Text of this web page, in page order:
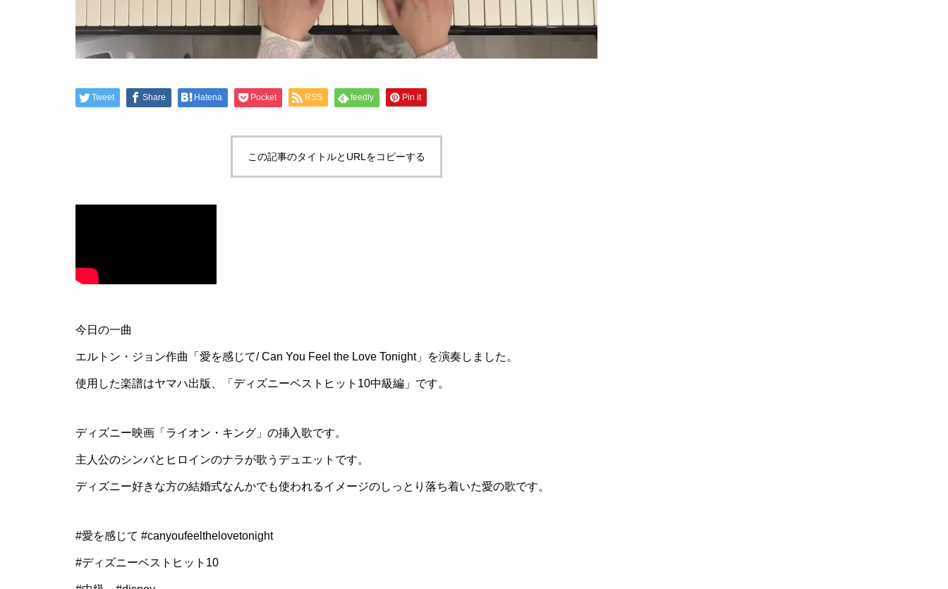
Tweet Share Hatena Pocket RSS feedly Pin it
この記事のタイトルとURLをコピーする
今日の一曲
エルトン・ジョン作曲「愛を感じて/ Can You Feel the Love Tonight」を演奏しました。
使用した楽譜はヤマハ出版、「ディズニーベストヒット10中級編」です。
ディズニー映画「ライオン・キング」の挿入歌です。
主人公のシンバとヒロインのナラが歌うデュエットです。
ディズニー好きな方の結婚式なんかでも使われるイメージのしっとり落ち着いた愛の歌です。
#愛を感じて #canyoufeelthelovetonight
#ディズニーベストヒット10